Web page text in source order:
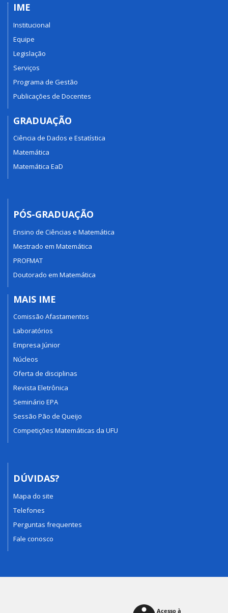
IME
Institucional
Equipe
Legislação
Serviços
Programa de Gestão
Publicações de Docentes
GRADUAÇÃO
Ciência de Dados e Estatística
Matemática
Matemática EaD
PÓS-GRADUAÇÃO
Ensino de Ciências e Matemática
Mestrado em Matemática
PROFMAT
Doutorado em Matemática
MAIS IME
Comissão Afastamentos
Laboratórios
Empresa Júnior
Núcleos
Oferta de disciplinas
Revista Eletrônica
Seminário EPA
Sessão Pão de Queijo
Competições Matemáticas da UFU
DÚVIDAS?
Mapa do site
Telefones
Perguntas frequentes
Fale conosco